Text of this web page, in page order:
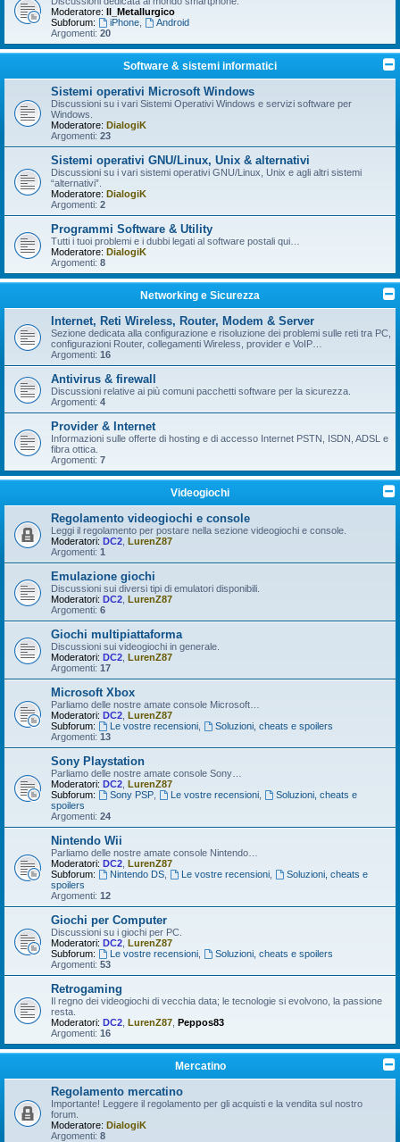
Moderatore: Il_Metallurgico
Subforum:
iPhone,
Android
Argomenti: 20
Software & sistemi informatici
Sistemi operativi Microsoft Windows
Discussioni su i vari Sistemi Operativi Windows e servizi software per
Windows.
Moderatore: DialogiK
Argomenti: 23
Sistemi operativi GNU/Linux, Unix & alternativi
Discussioni su i vari sistemi operativi GNU/Linux, Unix e agli altri sistemi
“alternativi”.
Moderatore: DialogiK
Argomenti: 2
Programmi Software & Utility
Tutti i tuoi problemi e i dubbi legati al software postali qui…
Moderatore: DialogiK
Argomenti: 8
Networking e Sicurezza
Internet, Reti Wireless, Router, Modem & Server
Sezione dedicata alla configurazione e risoluzione dei problemi sulle reti tra PC,
configurazioni Router, collegamenti Wireless, provider e VoIP…
Argomenti: 16
Antivirus & firewall
Discussioni relative ai più comuni pacchetti software per la sicurezza.
Argomenti: 4
Provider & Internet
Informazioni sulle offerte di hosting e di accesso Internet PSTN, ISDN, ADSL e
fibra ottica.
Argomenti: 7
Videogiochi
Regolamento videogiochi e console
Leggi il regolamento per postare nella sezione videogiochi e console.
Moderatori: DC2 LurenZ87
Argomenti: 1
Emulazione giochi
Discussioni sui diversi tipi di emulatori disponibili.
Moderatori: DC2 LurenZ87
Argomenti: 6
Giochi multipiattaforma
Discussioni sui videogiochi in generale.
Moderatori: DC2 LurenZ87
Argomenti: 17
Microsoft Xbox
Parliamo delle nostre amate console Microsoft…
Moderatori: DC2 LurenZ87
Subforum:
Le vostre recensioni,
Soluzioni, cheats e spoilers
Argomenti: 13
Sony Playstation
Parliamo delle nostre amate console Sony…
Moderatori: DC2 LurenZ87
Subforum:
Sony PSP, Le vostre recensioni,
Soluzioni, cheats e
spoilers
Argomenti: 24
Nintendo Wii
Parliamo delle nostre amate console Nintendo…
Moderatori: DC2 LurenZ87
Subforum:
Nintendo DS, Le vostre recensioni,
Soluzioni, cheats e
spoilers
Argomenti: 12
Giochi per Computer
Discussioni su i giochi per PC.
Moderatori: DC2 LurenZ87
Subforum:
Le vostre recensioni,
Soluzioni, cheats e spoilers
Argomenti: 53
Retrogaming
Il regno dei videogiochi di vecchia data; le tecnologie si evolvono, la passione
resta.
Moderatori: DC2 LurenZ87 Peppos83
Argomenti: 16
Mercatino
Regolamento mercatino
Importante! Leggere il regolamento per gli acquisti e la vendita sul nostro
forum.
Moderatore: DialogiK
Argomenti: 8